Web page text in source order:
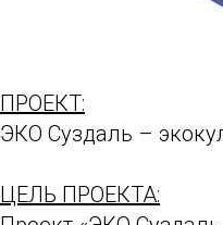
ПРОЕКТ:
ЭКО Суздаль –
ЦЕЛЬ ПРОЕКТА: